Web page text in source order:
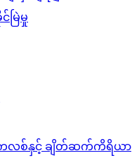
ြဲမှု
ကလစ်နှင့် ချိတ်ဆက်ကိရိယာ